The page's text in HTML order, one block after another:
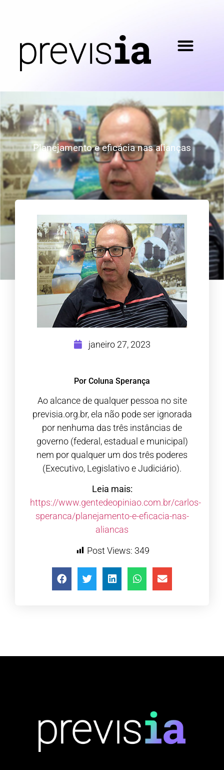
Planejamento e eficácia nas alianças
janeiro 27, 2023
Por Coluna Sperança
Ao alcance de qualquer pessoa no site
previsia.org.br, ela não pode ser ignorada
por nenhuma das três instâncias de
governo (federal, estadual e municipal)
nem por qualquer um dos três poderes
(Executivo, Legislativo e Judiciário).
Leia mais:
https://www.gentedeopiniao.com.br/carlos-
speranca/planejamento-e-eficacia-nas-
aliancas
Post Views: 349